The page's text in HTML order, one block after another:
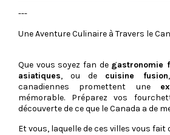
---
Une Aventure Culinaire à Travers le
Que vous soyez fan de gastronomie
asiatiques, ou de cuisine fusion
canadiennes promettent une
mémorable. Préparez vos
découverte de ce que le Canada a de
Et vous, laquelle de ces villes vous fait